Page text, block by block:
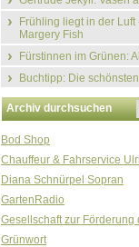
Frühling liegt in der
Margery Fish
Fürstinnen im Grünen:
Buchtipp: Die
Archiv durchsuchen
Bod Shop
Chauffeur & Fahrservice
Diana Schnürpel Sopran
GartenRadio
Gesellschaft zur Förderung
Grünwort